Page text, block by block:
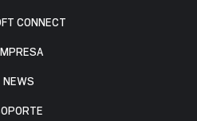
CONNECT
NEWS